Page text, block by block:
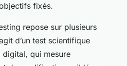
fixés.
repose sur plusieurs
d’un test scientifique
qui mesure